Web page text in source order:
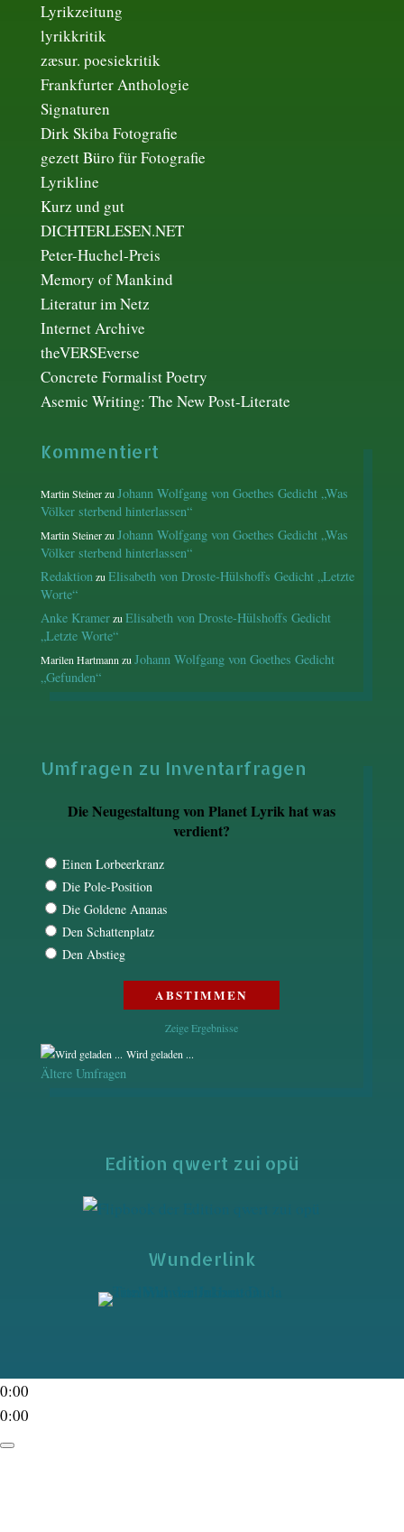
Lyrikzeitung
lyrikkritik
zæsur. poesiekritik
Frankfurter Anthologie
Signaturen
Dirk Skiba Fotografie
gezett Büro für Fotografie
Lyrikline
Kurz und gut
DICHTERLESEN.NET
Peter-Huchel-Preis
Memory of Mankind
Literatur im Netz
Internet Archive
theVERSEverse
Concrete Formalist Poetry
Asemic Writing: The New Post-Literate
Kommentiert
Martin SteinerzuJohann Wolfgang von Goethes Gedicht „Was
Völker sterbend hinterlassen“
Martin SteinerzuJohann Wolfgang von Goethes Gedicht „Was
Völker sterbend hinterlassen“
RedaktionzuElisabeth von Droste-Hülshoffs Gedicht „Letzte
Worte“
Anke KramerzuElisabeth von Droste-Hülshoffs Gedicht
„Letzte Worte“
Marilen HartmannzuJohann Wolfgang von Goethes Gedicht
„Gefunden“
Umfragen zu Inventarfragen
Die Neugestaltung von Planet Lyrik hat was
verdient?
Einen Lorbeerkranz
Die Pole-Position
Die Goldene Ananas
Den Schattenplatz
Den Abstieg
Zeige Ergebnisse
Wird geladen ...
Ältere Umfragen
Edition qwert zui opü
Wunderlink
0:00
0:00